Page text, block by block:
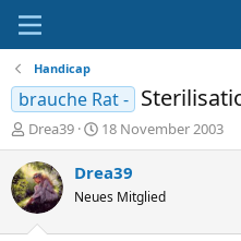
Handicap
brauche Rat -
E
r
s
t
e
Drea39
E
r
s
e
18 November 2003
Drea39
Neues Mitglied